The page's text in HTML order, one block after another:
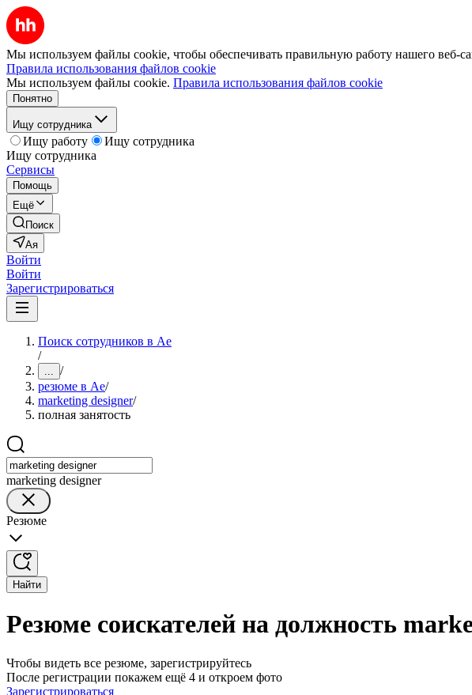
Мы используем файлы cookie, чтобы обеспечивать правильную работу нашего веб-
Правила использования файлов cookie
Мы используем файлы cookie. Правила использования файлов cookie
Понятно
Ищу сотрудника
Ищу работу
Ищу сотрудника
Ищу сотрудника
Сервисы
Помощь
Ещё
Поиск
Ая
Войти
Войти
Зарегистрироваться
Поиск сотрудников в Ае
/
... /
резюме в Ае/
marketing designer/
полная занятость
marketing designer
Резюме
Найти
Резюме соискателей на должность
Чтобы видеть все резюме, зарегистрируйтесь
После регистрации покажем ещё 4 и откроем фото
Зарегистрироваться